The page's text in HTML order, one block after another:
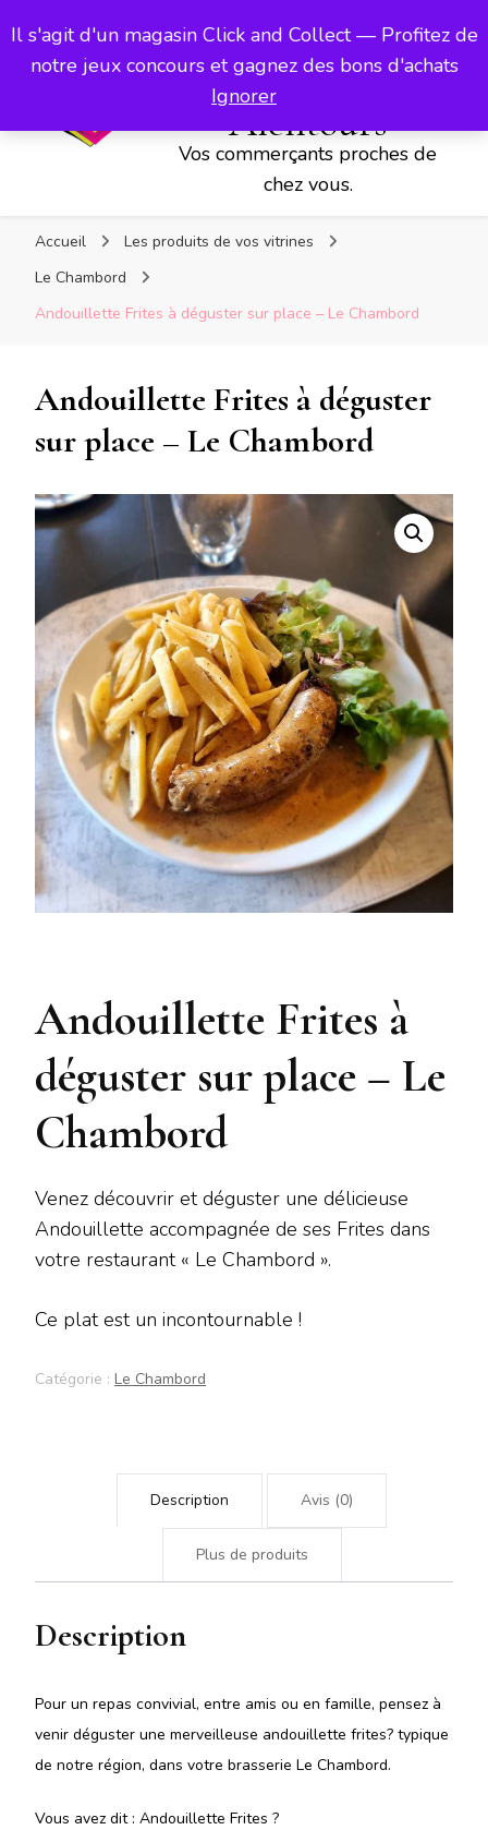
Il s'agit d'un magasin Click and Collect — Profitez de
notre jeux concours et gagnez des bons d'achats
Ignorer
Les Vitrines
d'Aubigny,
d'Avesnes et ses
Alentours
Vos commerçants proches de
chez vous.
Accueil
Les produits de vos vitrines
Le Chambord
Andouillette Frites à déguster sur place – Le Chambord
Andouillette Frites à déguster
sur place – Le Chambord
Andouillette Frites à
déguster sur place – Le
Chambord
Venez découvrir et déguster une délicieuse
Andouillette accompagnée de ses Frites dans
votre restaurant « Le Chambord ».
Ce plat est un incontournable !
Catégorie : Le Chambord
Description Avis (0)
Plus de produits
Description
Pour un repas convivial, entre amis ou en famille, pensez à
venir déguster une merveilleuse andouillette frites? typique
de notre région, dans votre brasserie Le Chambord.
Vous avez dit : Andouillette Frites ?